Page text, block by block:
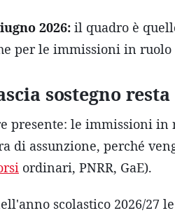
2026: il quadro è
per le immissioni in
sostegno
presente: le immissioni in
di assunzione, perché
ordinari, PNRR, GaE).
scolastico 2026/27